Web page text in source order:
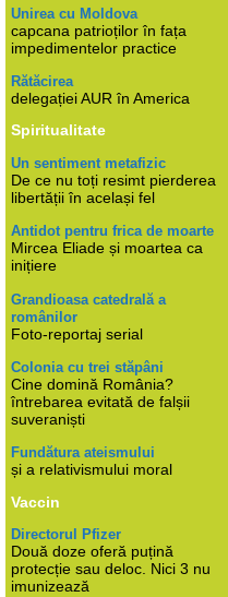
Unirea cu Moldova
capcana patrioților în fața
impedimentelor practice
Rătăcirea
delegației AUR în America
Spiritualitate
Un sentiment metafizic
De ce nu toți resimt pierderea
libertății în același fel
Antidot pentru frica de moarte
Mircea Eliade și moartea ca
inițiere
Grandioasa catedrală a
românilor
Foto-reportaj serial
Colonia cu trei stăpâni
Cine domină România?
întrebarea evitată de falșii
suveraniști
Fundătura ateismului
și a relativismului moral
Vaccin
Directorul Pfizer
Două doze oferă puțină
protecție sau deloc. Nici 3 nu
imunizează